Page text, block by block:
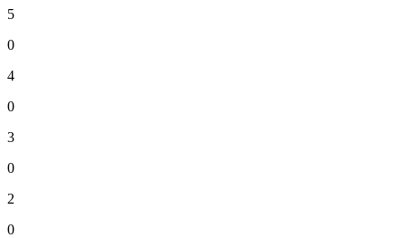
5
0
4
0
3
0
2
0